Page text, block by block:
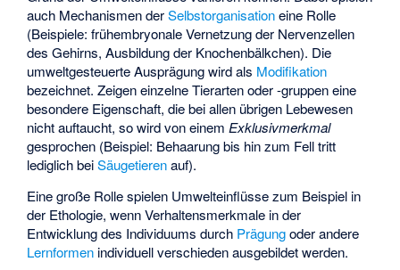
auch Mechanismen derSelbstorganisationeine Rolle
(Beispiele: frühembryonale Vernetzung der Nervenzellen
des Gehirns, Ausbildung der Knochenbälkchen). Die
umweltgesteuerte Ausprägung wird als Modifikation
bezeichnet. Zeigen einzelne Tierarten oder -gruppen eine
besondere Eigenschaft, die bei allen übrigen Lebewesen
nicht auftaucht, so wird von einemExklusivmerkmal
gesprochen (Beispiel: Behaarung bis hin zum Fell tritt
lediglich beiSäugetierenauf).
Eine große Rolle spielen Umwelteinflüsse zum Beispiel in
der Ethologie, wenn Verhaltensmerkmale in der
Entwicklung des Individuums durch Prägungoder andere
Lernformen individuell verschieden ausgebildet werden.